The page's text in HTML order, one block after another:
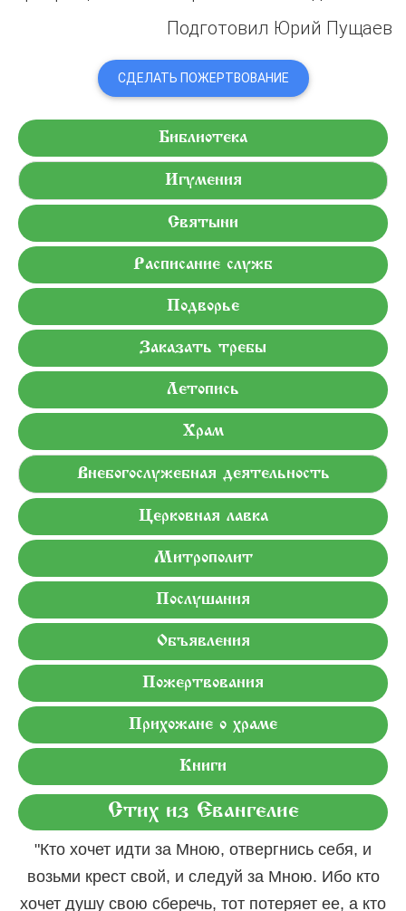
Подготовил Юрий Пущаев
СДЕЛАТЬ ПОЖЕРТВОВАНИЕ
Библиотека
Игумения
Святыни
Расписание служб
Подворье
Заказать требы
Летопись
Храм
Внебогослужебная деятельность
Церковная лавка
Митрополит
Послушания
Объявления
Пожертвования
Прихожане о храме
Книги
Стих из Евангелие
"Кто хочет идти за Мною, отвергнись себя, и
возьми крест свой, и следуй за Мною. Ибо кто
хочет душу свою сберечь, тот потеряет ее, а кто